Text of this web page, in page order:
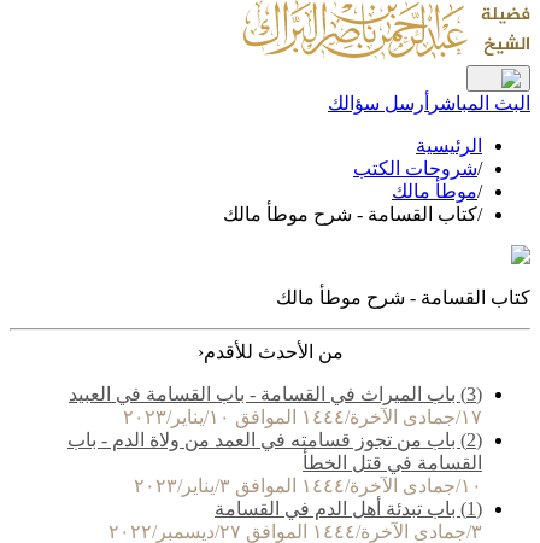
البث المباشر أرسل سؤالك
الرئيسية
/شروحات الكتب
/موطأ مالك
/كتاب القسامة - شرح موطأ مالك
كتاب القسامة - شرح موطأ مالك
من الأحدث للأقدم‹
(3) باب الميراث في القسامة - باب القسامة في العبيد
١٧/جمادى الآخرة/١٤٤٤ الموافق ١٠/يناير/٢٠٢٣
(2) باب من تجوز قسامته في العمد من ولاة الدم - باب
القسامة في قتل الخطأ
١٠/جمادى الآخرة/١٤٤٤ الموافق ٣/يناير/٢٠٢٣
(1) باب تبدئة أهل الدم في القسامة
٣/جمادى الآخرة/١٤٤٤ الموافق ٢٧/ديسمبر/٢٠٢٢